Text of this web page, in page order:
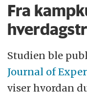
Fra
Studien ble
Journal of
viser hvordan